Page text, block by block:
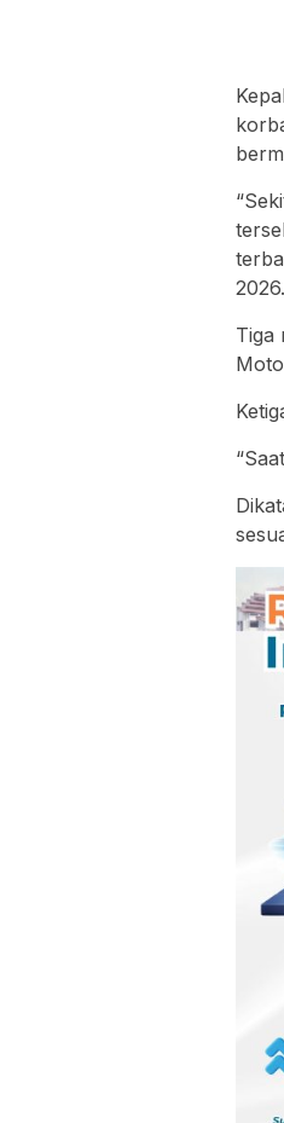
2026.
Tiga